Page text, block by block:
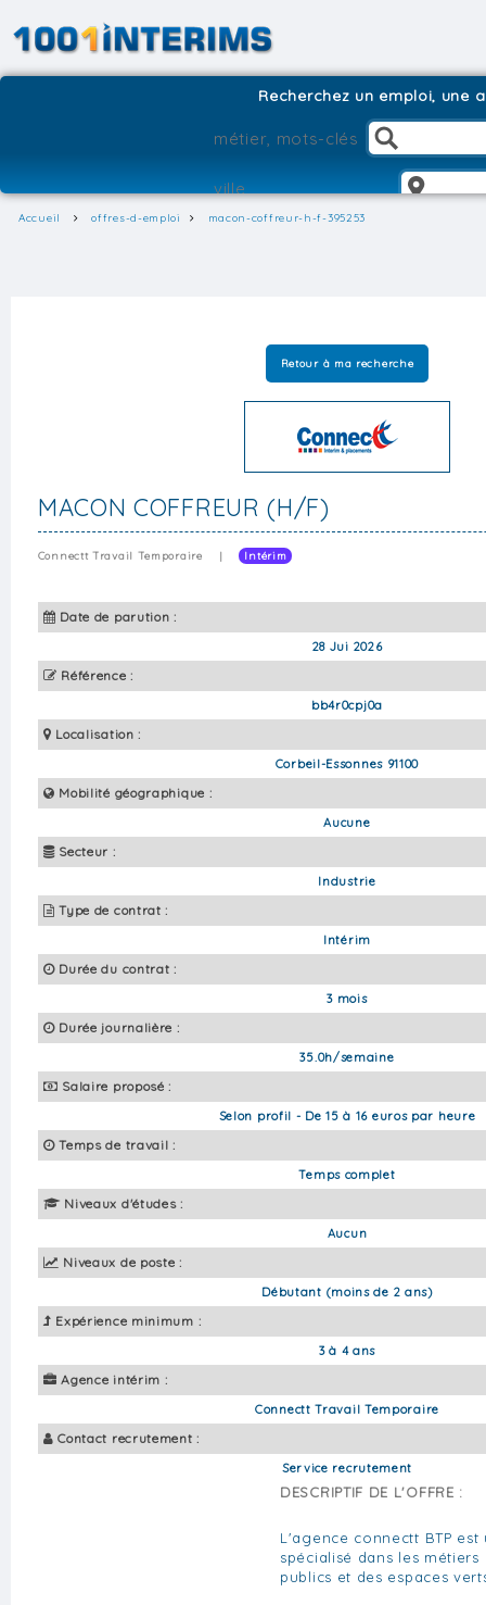
Recherchez un emploi, une
Accueil offres-d-emploi macon-coffreur-h-f-395253
Retour à ma recherche
MACON COFFREUR (H/F)
Connectt Travail Temporaire | Intérim
Date de parution :
28 Jui 2026
Référence :
bb4r0cpj0a
Localisation :
Corbeil-Essonnes 91100
Mobilité géographique :
Aucune
Secteur :
Industrie
Type de contrat :
Intérim
Durée du contrat :
3 mois
Durée journalière :
35.0h/semaine
Salaire proposé :
Selon profil - De 15 à 16 euros par heure
Temps de travail :
Temps complet
Niveaux d'études :
Aucun
Niveaux de poste :
Débutant (moins de 2 ans)
Expérience minimum :
3 à 4 ans
Agence intérim :
Connectt Travail Temporaire
Contact recrutement :
Service recrutement
DESCRIPTIF DE L'OFFRE :
L'agence connectt BTP
spécialisé dans les métiers
publics et des espaces